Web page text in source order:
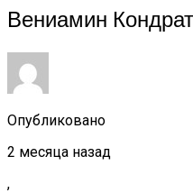
Вениамин
Опубликовано
2 месяца назад
,